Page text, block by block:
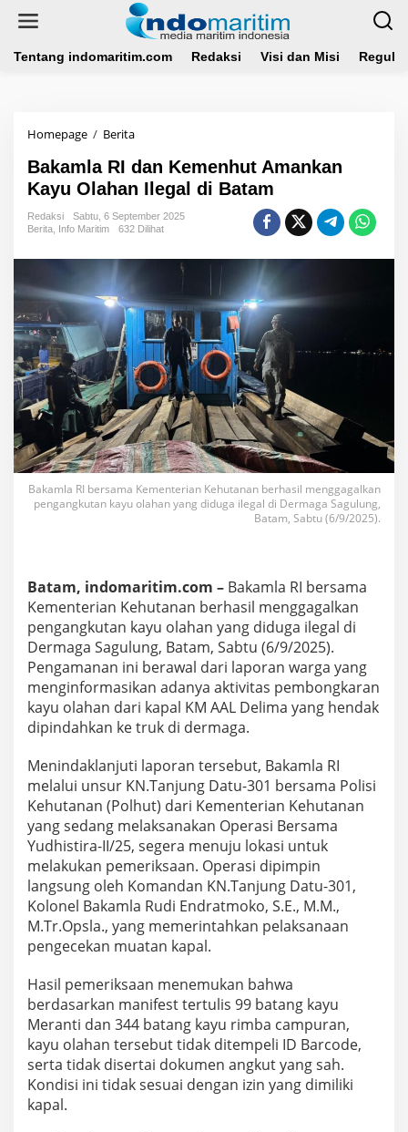
Tentang indomaritim.com Redaksi Visi dan Misi
Homepage / Berita
k
a
m
l
a
a
n
e
m
e
n
h
u
t
A
m
a
n
a
y
u
O
l
a
h
a
n
l
e
g
a
l
d
B
a
t
a
m
Bakamla RI dan Kemenhut Amankan
Kayu Olahan Ilegal di Batam
Redaksi
Sabtu, 6 September 2025
Berita Info Maritim 632 Dilihat
Bakamla RI bersama Kementerian Kehutanan berhasil menggagalkan
pengangkutan kayu olahan yang diduga ilegal di Dermaga Sagulung,
Batam, Sabtu (6/9/2025).
Batam, indomaritim.com – Bakamla RI bersama
Kementerian Kehutanan berhasil menggagalkan
pengangkutan kayu olahan yang diduga ilegal di
Dermaga Sagulung, Batam, Sabtu (6/9/2025).
Pengamanan ini berawal dari laporan warga yang
menginformasikan adanya aktivitas pembongkaran
kayu olahan dari kapal KM AAL Delima yang hendak
dipindahkan ke truk di dermaga.
Menindaklanjuti laporan tersebut, Bakamla RI
melalui unsur KN.Tanjung Datu-301 bersama Polisi
Kehutanan (Polhut) dari Kementerian Kehutanan
yang sedang melaksanakan Operasi Bersama
Yudhistira-II/25, segera menuju lokasi untuk
melakukan pemeriksaan. Operasi dipimpin
langsung oleh Komandan KN.Tanjung Datu-301,
Kolonel Bakamla Rudi Endratmoko, S.E., M.M.,
M.Tr.Opsla., yang memerintahkan pelaksanaan
pengecekan muatan kapal.
Hasil pemeriksaan menemukan bahwa
berdasarkan manifest tertulis 99 batang kayu
Meranti dan 344 batang kayu rimba campuran,
kayu olahan tersebut tidak ditempeli ID Barcode,
serta tidak disertai dokumen angkut yang sah.
Kondisi ini tidak sesuai dengan izin yang dimiliki
kapal.